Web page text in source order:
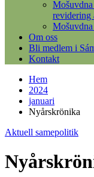
revidering
Om oss
Bli medlem i
Kontakt
Hem
2024
januari
Nyårskrönika
Aktuell samepolitik